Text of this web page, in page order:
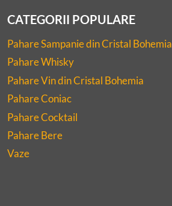
CATEGORII POPULARE
Pahare Sampanie din Cristal Bohemia
Pahare Whisky
Pahare Vin din Cristal Bohemia
Pahare Coniac
Pahare Cocktail
Pahare Bere
Vaze